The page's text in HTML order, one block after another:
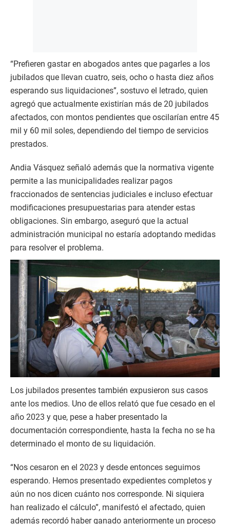
“Prefieren gastar en abogados antes que pagarles a los
jubilados que llevan cuatro, seis, ocho o hasta diez años
esperando sus liquidaciones”, sostuvo el letrado, quien
agregó que actualmente existirían más de 20 jubilados
afectados, con montos pendientes que oscilarían entre 45
mil y 60 mil soles, dependiendo del tiempo de servicios
prestados.
Andia Vásquez señaló además que la normativa vigente
permite a las municipalidades realizar pagos
fraccionados de sentencias judiciales e incluso efectuar
modificaciones presupuestarias para atender estas
obligaciones. Sin embargo, aseguró que la actual
administración municipal no estaría adoptando medidas
para resolver el problema.
Los jubilados presentes también expusieron sus casos
ante los medios. Uno de ellos relató que fue cesado en el
año 2023 y que, pese a haber presentado la
documentación correspondiente, hasta la fecha no se ha
determinado el monto de su liquidación.
“Nos cesaron en el 2023 y desde entonces seguimos
esperando. Hemos presentado expedientes completos y
aún no nos dicen cuánto nos corresponde. Ni siquiera
han realizado el cálculo”, manifestó el afectado, quien
además recordó haber ganado anteriormente un proceso